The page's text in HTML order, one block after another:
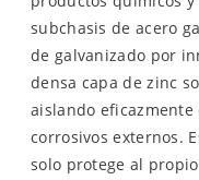
subchasis de acero
de galvanizado por
densa capa de zinc
aislando
corrosivos externos.
solo protege al